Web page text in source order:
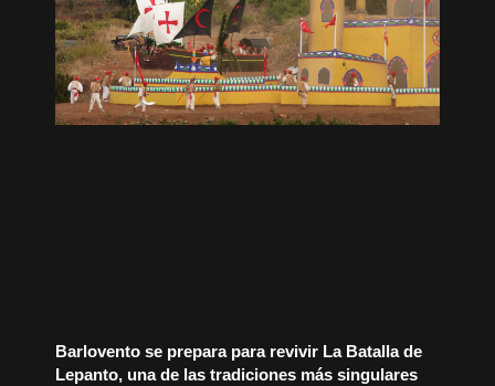
Barlovento se prepara para revivir La Batalla de
Lepanto, una de las tradiciones más singulares